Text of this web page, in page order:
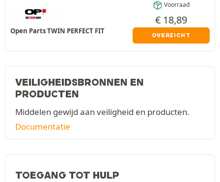
Open Parts TWIN PERFECT FIT
Voorraad
€ 18,89
OVERZICHT
VEILIGHEIDSBRONNEN EN
PRODUCTEN
Middelen gewijd aan veiligheid en producten.
Documentatie
TOEGANG TOT HULP